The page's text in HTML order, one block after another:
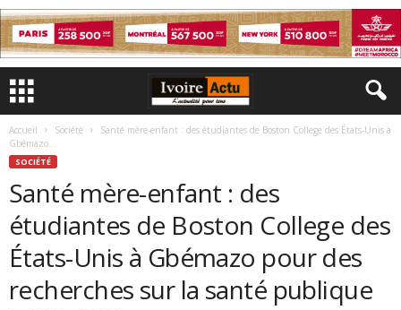
Accueil Société
Santé mère-enfant : des étudiantes de Boston College des États-Unis à
Gbémazo...
SOCIÉTÉ
Santé mère-enfant : des
étudiantes de Boston College des
États-Unis à Gbémazo pour des
recherches sur la santé publique